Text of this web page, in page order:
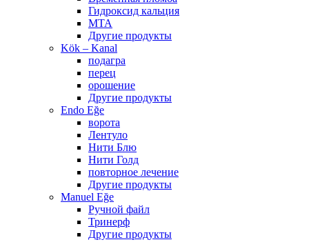
Гидроксид кальция
МТА
Другие продукты
Kök – Kanal
подагра
перец
орошение
Другие продукты
Endo Eğe
ворота
Лентуло
Нити Блю
Нити Голд
повторное лечение
Другие продукты
Manuel Eğe
Ручной файл
Тринерф
Другие продукты